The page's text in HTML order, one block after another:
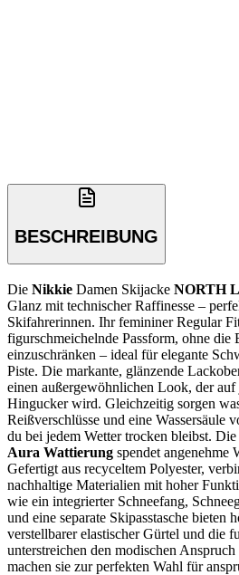
BESCHREIBUNG
Die Nikkie Damen Skijacke NORTH
Glanz mit technischer Raffinesse –
Skifahrerinnen. Ihr femininer Regular
figurschmeichelnde Passform, ohne die
einzuschränken – ideal für elegante
Piste. Die markante, glänzende
einen außergewöhnlichen Look, der
Hingucker wird. Gleichzeitig sorgen
Reißverschlüsse und eine Wassersäule
du bei jedem Wetter trocken bleibst.
Aura Wattierung spendet angenehme
Gefertigt aus recyceltem Polyester,
nachhaltige Materialien mit hoher
wie ein integrierter Schneefang,
und eine separate Skipasstasche bieten
verstellbarer elastischer Gürtel und die
unterstreichen den modischen Anspruch
machen sie zur perfekten Wahl für